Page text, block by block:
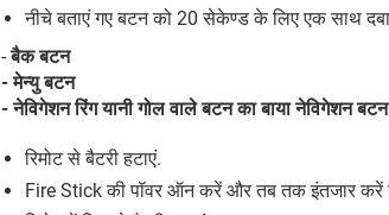
नीचे बताएं गए बटन को 20 सेकेण्ड के लिए एक साथ
-बैक बटन
- मेन्यु बटन
- नेविगेशन रिंग यानी गोल वाले बटन का बाया नेविगेशन बटन
रिमोट से बैटरी हटाएं.
Fire Stick की पॉवर ऑन करें और तब तक इंतजार करें